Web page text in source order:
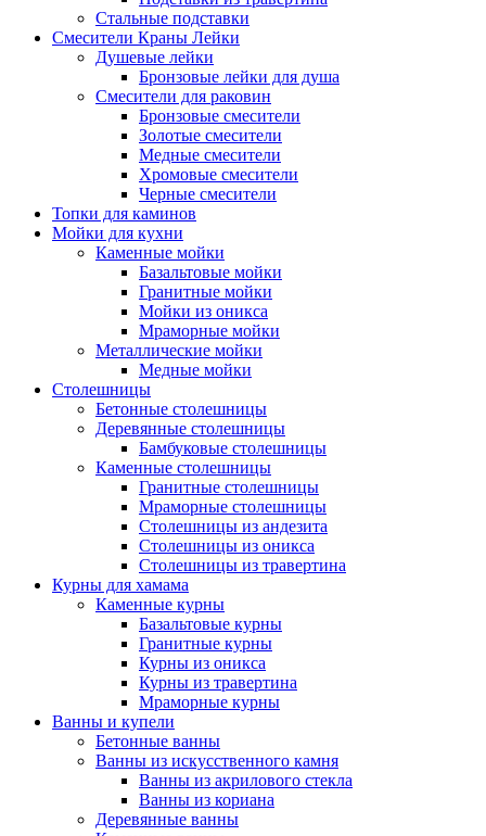
Стальные подставки
Смесители Краны Лейки
Душевые лейки
Бронзовые лейки для душа
Смесители для раковин
Бронзовые смесители
Золотые смесители
Медные смесители
Хромовые смесители
Черные смесители
Топки для каминов
Мойки для кухни
Каменные мойки
Базальтовые мойки
Гранитные мойки
Мойки из оникса
Мраморные мойки
Металлические мойки
Медные мойки
Столешницы
Бетонные столешницы
Деревянные столешницы
Бамбуковые столешницы
Каменные столешницы
Гранитные столешницы
Мраморные столешницы
Столешницы из андезита
Столешницы из оникса
Столешницы из травертина
Курны для хамама
Каменные курны
Базальтовые курны
Гранитные курны
Курны из оникса
Курны из травертина
Мраморные курны
Ванны и купели
Бетонные ванны
Ванны из искусственного камня
Ванны из акрилового стекла
Ванны из кориана
Деревянные ванны